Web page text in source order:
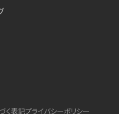
く表記プライバシーポリシー